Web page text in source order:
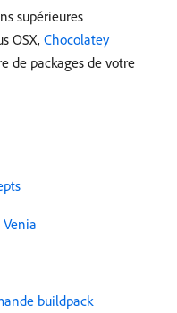
supérieures
OSX, Chocolatey
de packages de votre
buildpack